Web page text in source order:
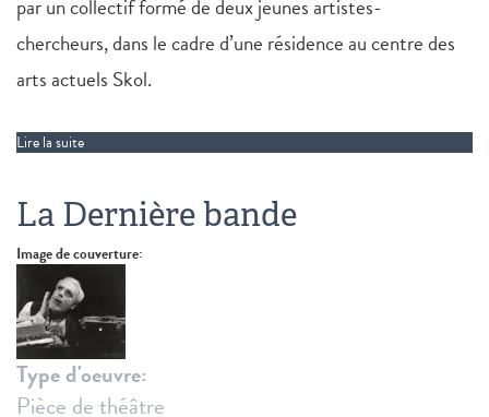
par un collectif formé de deux jeunes artistes-
chercheurs, dans le cadre d’une résidence au centre des
arts actuels Skol.
Lire la suite
La Dernière bande
Image de couverture:
Type d'oeuvre:
Pièce de théâtre